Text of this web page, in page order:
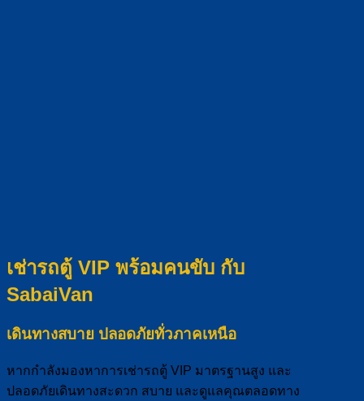
เช่ารถตู้ VIP พร้อมคนขับ กับ
SabaiVan
เดินทางสบาย ปลอดภัยทั่วภาคเหนือ
หากกำลังมองหาการเช่ารถตู้ VIP มาตรฐานสูง และ
ปลอดภัยเดินทางสะดวก สบาย และดูแลคุณตลอดทาง